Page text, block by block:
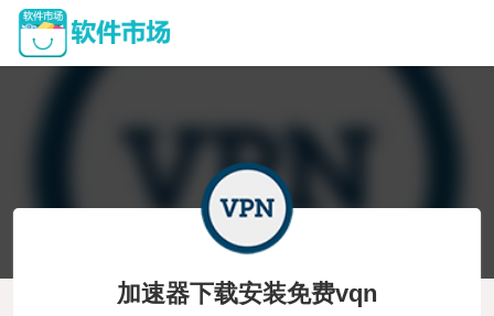
加速器下载安装免费vqn